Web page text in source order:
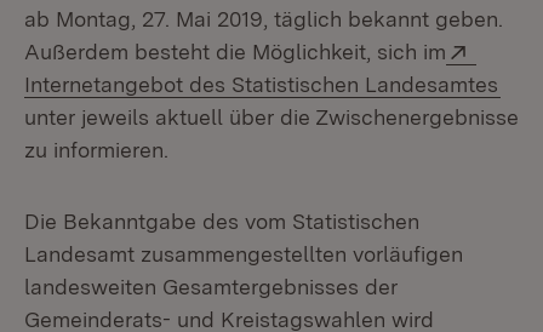
ab Montag, 27. Mai 2019, täglich bekannt geben.
Außerdem besteht die Möglichkeit, sich im
Internetangebot des Statistischen Landesamtes
unter jeweils aktuell über die Zwischenergebnisse
zu informieren.
Die Bekanntgabe des vom Statistischen
Landesamt zusammengestellten vorläufigen
landesweiten Gesamtergebnisses der
Gemeinderats- und Kreistagswahlen wird